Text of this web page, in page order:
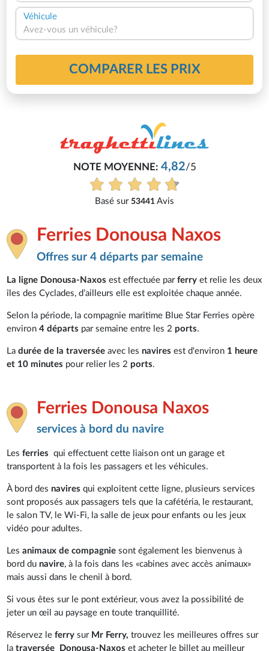
Véhicule
Avez-vous un véhicule?
COMPARER LES PRIX
NOTE MOYENNE:4,82/5
Basé sur 53441 Avis
Ferries Donousa Naxos
Offres sur 4 départs par semaine
La ligne Donousa-Naxos est effectuée parferry et relie les deux
îles des Cyclades, d’ailleurs elle est exploitée chaque année.
Selon la période, la compagnie maritime Blue Star Ferries opère
environ4 départs par semaine entre les 2 ports.
Ladurée de la traversée avec les navires est d'environ 1 heure
et 10 minutes pour relier les 2 ports.
Ferries Donousa Naxos
services à bord du navire
Lesferries qui effectuent cette liaison ont un garage et
transportent à la fois les passagers et les véhicules.
À bord des navires qui exploitent cette ligne, plusieurs services
sont proposés aux passagers tels que la cafétéria, le restaurant,
le salon TV, le Wi-Fi, la salle de jeux pour enfants ou les jeux
vidéo pour adultes.
Lesanimaux de compagnie sont également les bienvenus à
bord du navire, à la fois dans les «cabines avec accès animaux»
mais aussi dans le chenil à bord.
Si vous êtes sur le pont extérieur, vous avez la possibilité de
jeter un œil au paysage en toute tranquillité.
Réservez leferry sur Mr Ferry, trouvez les meilleures offres sur
latraversée Donousa-Naxoset acheter le billet au meilleur